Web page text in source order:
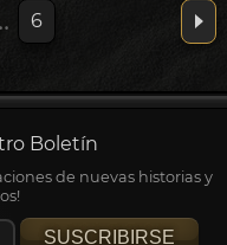
6
Boletín
de nuevas historias y
SUSCRIBIRSE